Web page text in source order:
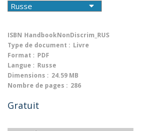
ISBN HandbookNonDiscrim_RUS
Type de document : Livre
Format : PDF
Langue : Russe
Dimensions : 24.59 MB
Nombre de pages : 286
Gratuit